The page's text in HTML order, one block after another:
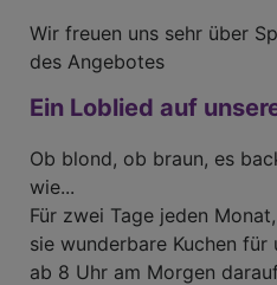
Wir freuen uns sehr über
des Angebotes
Ein Loblied auf
Ob blond, ob braun, es
wie...
Für zwei Tage jeden
sie wunderbare Kuchen für
ab 8 Uhr am Morgen